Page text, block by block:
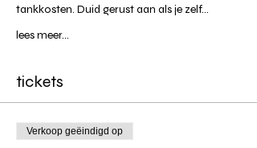
tankkosten. Duid gerust aan als je zelf…
lees meer...
tickets
Verkoop geëindigd op